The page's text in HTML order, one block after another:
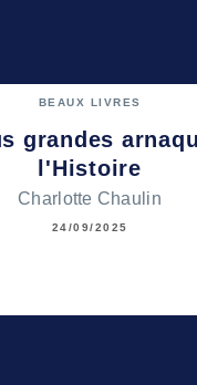
BEAUX LIVRES
grandes
l'Histoire
Charlotte Chaulin
24/09/2025